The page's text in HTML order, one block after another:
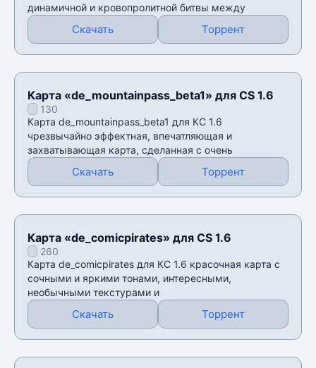
динамичной и кровопролитной битвы между
Скачать Торрент
Карта «de_mountainpass_beta1» для CS 1.6
130
Карта de_mountainpass_beta1 для КС 1.6
чрезвычайно эффектная, впечатляющая и
захватывающая карта, сделанная с очень
Скачать Торрент
Карта «de_comicpirates» для CS 1.6
260
Карта de_comicpirates для КС 1.6 красочная карта с
сочными и яркими тонами, интересными,
необычными текстурами и
Скачать Торрент